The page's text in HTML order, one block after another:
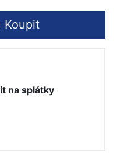
Koupit
na splátky